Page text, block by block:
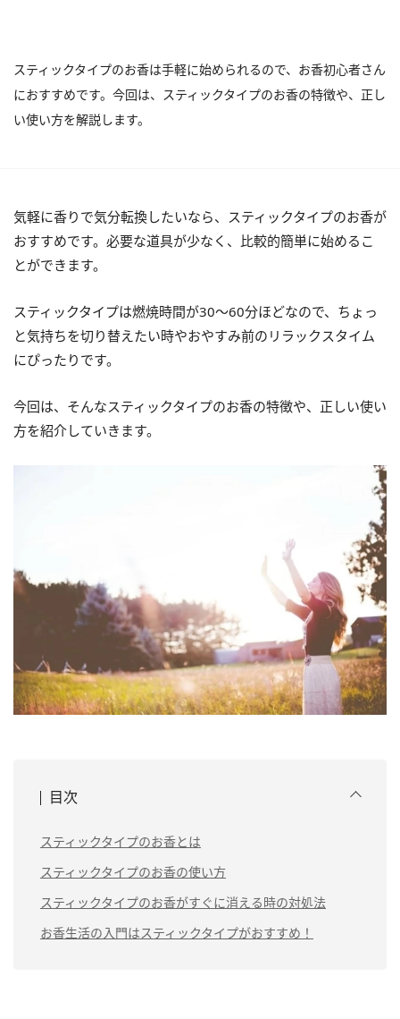
スティックタイプのお香は手軽に始められるので、お香初心者さん
におすすめです。今回は、スティックタイプのお香の特徴や、正し
い使い方を解説します。
気軽に香りで気分転換したいなら、スティックタイプのお香が
おすすめです。必要な道具が少なく、比較的簡単に始めるこ
とができます。
スティックタイプは燃焼時間が30～60分ほどなので、ちょっ
と気持ちを切り替えたい時やおやすみ前のリラックスタイム
にぴったりです。
今回は、そんなスティックタイプのお香の特徴や、正しい使い
方を紹介していきます。
目次
スティックタイプのお香とは
スティックタイプのお香の使い方
スティックタイプのお香がすぐに消える時の対処法
お香生活の入門はスティックタイプがおすすめ！